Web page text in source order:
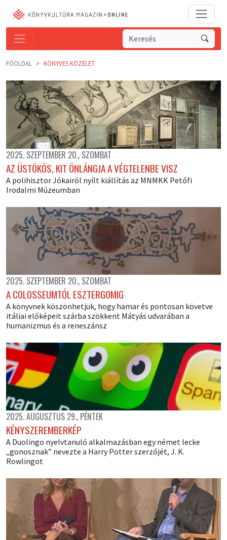
FŐOLDAL KÖNYVES KÖZÉLET
2025. SZEPTEMBER 20., SZOMBAT
AZ ÜSTÖKÖS, KIT ÖNLÁNGJA A VÉGTELENBE VISZ
A polihisztor Jókairól nyílt kiállítás az MNMKK Petőfi
Irodalmi Múzeumban
2025. SZEPTEMBER 20., SZOMBAT
A COLOSSEUMTÓL ESZTERGOMIG
A könyvnek köszönhetjük, hogy hamar és pontosan követve
itáliai előképeit szárba szökkent Mátyás udvarában a
humanizmus és a reneszánsz
2025. AUGUSZTUS 29., PÉNTEK
KÉNYSZEREMBERKÉP
A Duolingo nyelvtanuló alkalmazásban egy német lecke
„gonosznak” nevezte a Harry Potter szerzőjét, J. K.
Rowlingot